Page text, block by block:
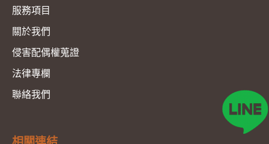
服務項目
關於我們
侵害配偶權蒐證
法律專欄
聯絡我們